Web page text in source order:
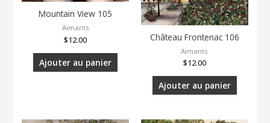
Mountain View 105
Aimants
$12.00
Ajouter au panier
Château Frontenac 106
Aimants
$12.00
Ajouter au panier